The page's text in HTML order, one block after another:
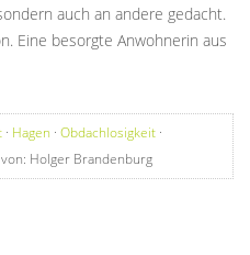
auch an andere gedacht.
Eine besorgte Anwohnerin aus
· Hagen · Obdachlosigkeit ·
Holger Brandenburg